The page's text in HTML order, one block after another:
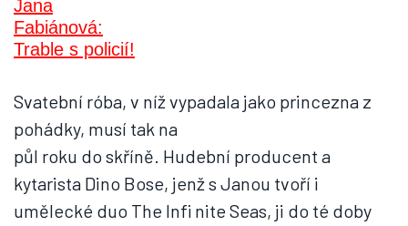
Svatební róba, v níž vypadala jako princezna z
pohádky, musí tak na
půl roku do skříně. Hudební producent a
kytarista Dino Bose, jenž s Janou tvoří i
umělecké duo The Infi nite Seas, ji do té doby